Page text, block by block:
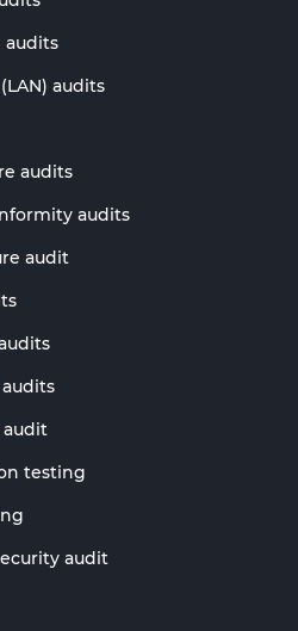
audits
audits
audits
audits
audit
audit
testing
audit